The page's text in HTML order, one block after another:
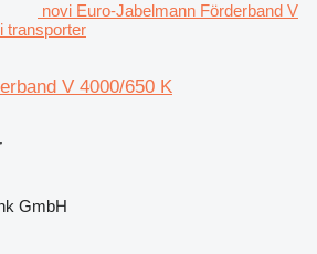
novi Euro-Jabelmann Förderband V
transporter
V 4000/650 K
GmbH